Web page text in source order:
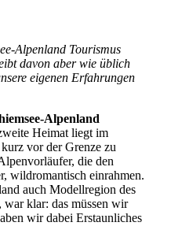
Alpenland Tourismus
davon aber wie üblich
eigenen Erfahrungen
Alpenland
Heimat liegt im
vor der Grenze zu
die den
wildromantisch einrahmen.
auch Modellregion des
war klar: das müssen wir
wir dabei Erstaunliches